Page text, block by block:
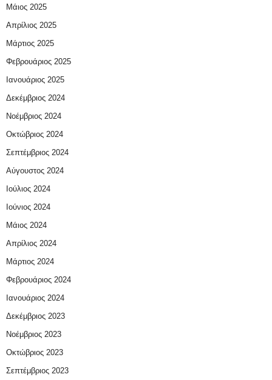
Μάιος 2025
Απρίλιος 2025
Μάρτιος 2025
Φεβρουάριος 2025
Ιανουάριος 2025
Δεκέμβριος 2024
Νοέμβριος 2024
Οκτώβριος 2024
Σεπτέμβριος 2024
Αύγουστος 2024
Ιούλιος 2024
Ιούνιος 2024
Μάιος 2024
Απρίλιος 2024
Μάρτιος 2024
Φεβρουάριος 2024
Ιανουάριος 2024
Δεκέμβριος 2023
Νοέμβριος 2023
Οκτώβριος 2023
Σεπτέμβριος 2023